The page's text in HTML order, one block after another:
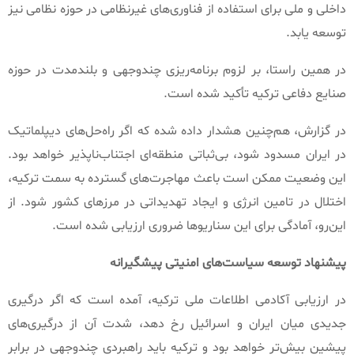
داخلی و ملی برای استفاده از فناوری‌های غیرنظامی در حوزه نظامی نیز
توسعه یابد.
در همین راستا، بر لزوم برنامه‌ریزی چندوجهی و بلندمدت در حوزه
صنایع دفاعی ترکیه تأکید شده است.
در گزارش، هم‌چنین هشدار داده شده که اگر راه‌حل‌های دیپلماتیک
در ایران مسدود شود، بی‌ثباتی منطقه‌ای اجتناب‌ناپذیر خواهد بود.
این وضعیت ممکن است باعث مهاجرت‌های گسترده به سمت ترکیه،
اختلال در تامین انرژی و ایجاد تهدیداتی در مرزهای کشور شود. از
این‌رو، آمادگی برای این سناریوها ضروری ارزیابی شده است.
پیشنهادتوسعه سیاست‌های امنیتیپیشگیرانه
در ارزیابی آکادمی اطلاعات ملی ترکیه، آمده است که اگر درگیری
جدیدی میان ایران و اسرائیل رخ دهد، شدت آن از درگیری‌های
پیشین بیش‌تر خواهد بود و ترکیه باید راهبردی چندوجهی در برابر